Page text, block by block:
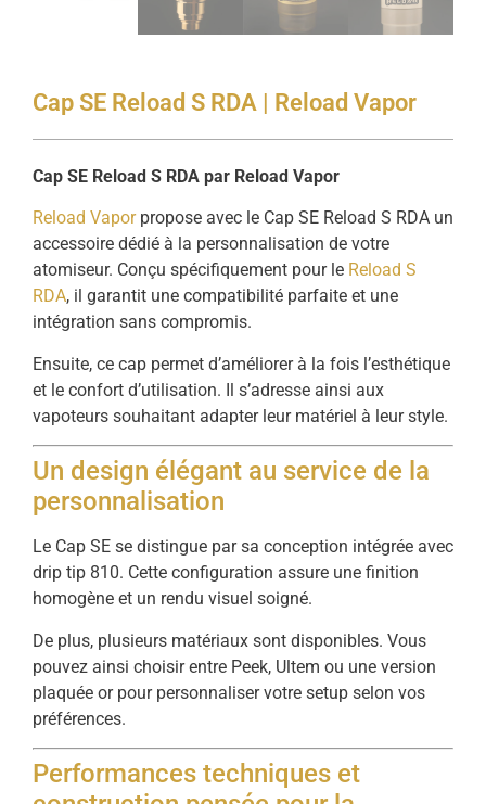
Cap SE Reload S RDA | Reload Vapor
Cap SE Reload S RDA par Reload Vapor
Reload Vaporpropose avec le Cap SE Reload S RDA un
accessoire dédié à la personnalisation de votre
atomiseur. Conçu spécifiquement pour le Reload S
RDA, il garantit une compatibilité parfaite et une
intégration sans compromis.
Ensuite, ce cap permet d’améliorer à la fois l’esthétique
et le confort d’utilisation. Il s’adresse ainsi aux
vapoteurs souhaitant adapter leur matériel à leur style.
Un design élégant au service de la
personnalisation
Le Cap SE se distingue par sa conception intégrée avec
drip tip 810. Cette configuration assure une finition
homogène et un rendu visuel soigné.
De plus, plusieurs matériaux sont disponibles. Vous
pouvez ainsi choisir entre Peek, Ultem ou une version
plaquée or pour personnaliser votre setup selon vos
préférences.
Performances techniques et